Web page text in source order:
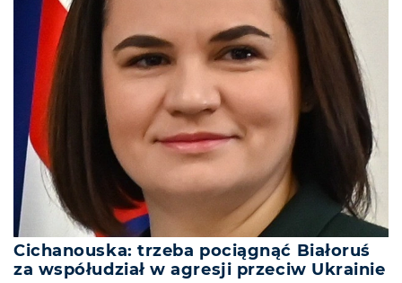
Cichanouska: trzeba pociągnąć Białoruś
za współudział w agresji przeciw Ukrainie